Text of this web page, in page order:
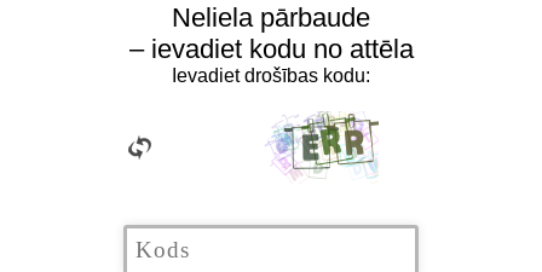
Neliela pārbaude
– ievadiet kodu no attēla
Ievadiet drošības kodu: